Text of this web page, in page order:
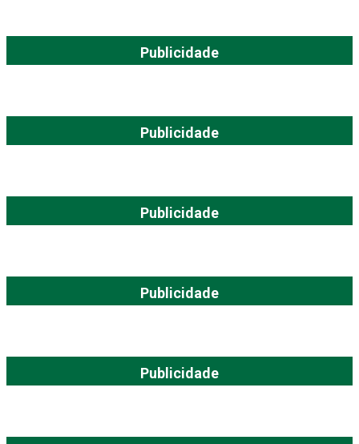
Publicidade
Publicidade
Publicidade
Publicidade
Publicidade